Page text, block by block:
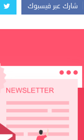
شارك عبر فيسبوك